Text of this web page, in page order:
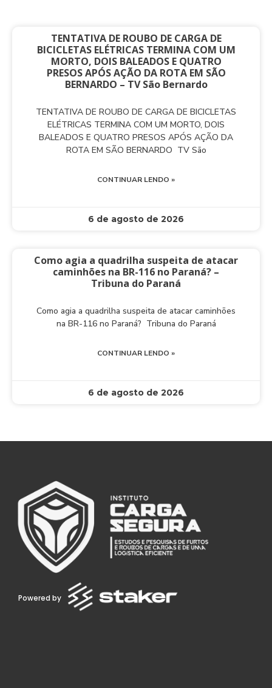
TENTATIVA DE ROUBO DE CARGA DE
BICICLETAS ELÉTRICAS TERMINA COM UM
MORTO, DOIS BALEADOS E QUATRO
PRESOS APÓS AÇÃO DA ROTA EM SÃO
BERNARDO – TV São Bernardo
TENTATIVA DE ROUBO DE CARGA DE BICICLETAS
ELÉTRICAS TERMINA COM UM MORTO, DOIS
BALEADOS E QUATRO PRESOS APÓS AÇÃO DA
ROTA EM SÃO BERNARDO TV São
CONTINUAR LENDO »
6 de agosto de 2026
Como agia a quadrilha suspeita de atacar
caminhões na BR-116 no Paraná? –
Tribuna do Paraná
Como agia a quadrilha suspeita de atacar caminhões
na BR-116 no Paraná? Tribuna do Paraná
CONTINUAR LENDO »
6 de agosto de 2026
Powered by